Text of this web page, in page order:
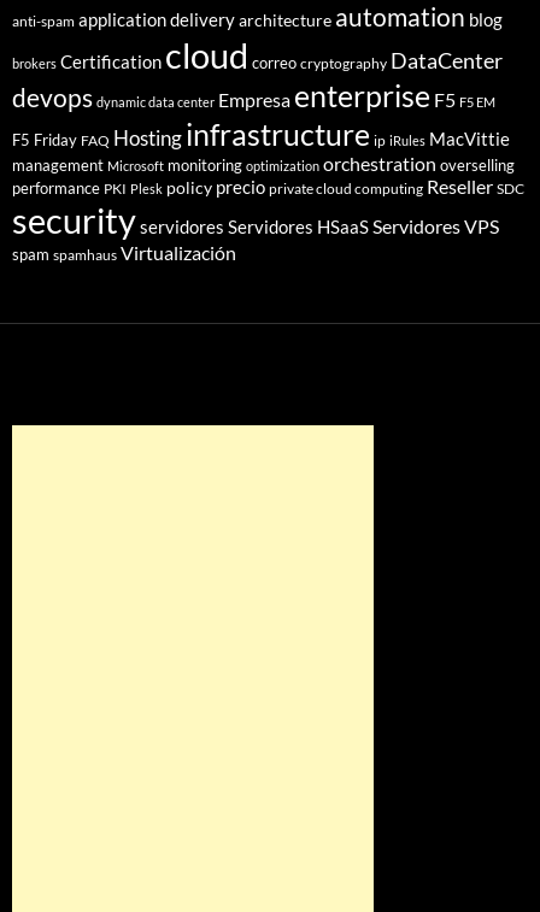
anti-spam application deliveryarchitecture automation blog
brokers Certification cloud correo cryptography DataCenter
devops dynamic data center Empresa enterprise F5 F5 EM
F5 Friday FAQ Hostinginfrastructure ip iRules MacVittie
management Microsoft monitoring optimization orchestration overselling
performance PKI Plesk policy precio private cloud computing Reseller SDC
securityservidores Servidores HSaaSServidores VPS
spam spamhaus Virtualización